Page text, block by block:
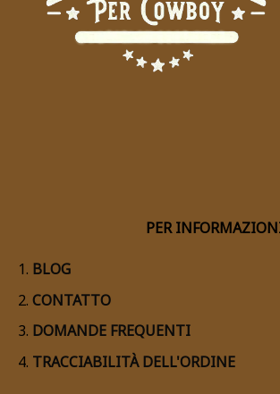
PER
BLOG
CONTATTO
DOMANDE FREQUENTI
TRACCIABILITÀ DELL'ORDINE